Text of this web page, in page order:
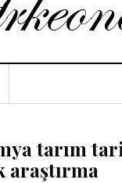
tarım
araştırma